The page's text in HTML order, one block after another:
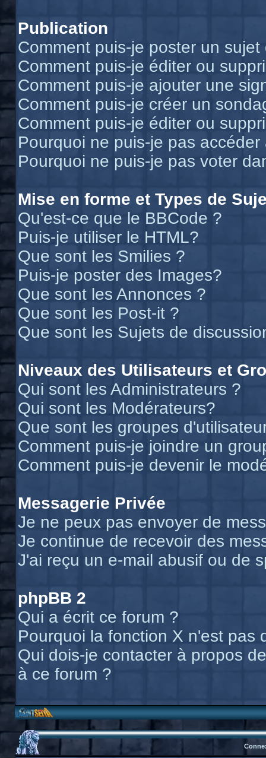
Publication
Comment puis-je poster un
Comment puis-je éditer ou
Comment puis-je ajouter une
Comment puis-je créer un
Comment puis-je éditer ou
Pourquoi ne puis-je pas accéder
Pourquoi ne puis-je pas voter
Mise en forme et Types de
Qu'est-ce que le BBCode ?
Puis-je utiliser le HTML?
Que sont les Smilies ?
Puis-je poster des Images?
Que sont les Annonces ?
Que sont les Post-it ?
Que sont les Sujets de
Niveaux des Utilisateurs et
Qui sont les Administrateurs ?
Qui sont les Modérateurs?
Que sont les groupes
Comment puis-je joindre un
Comment puis-je devenir le
Messagerie Privée
Je ne peux pas envoyer de
Je continue de recevoir des
J'ai reçu un e-mail abusif ou de
phpBB 2
Qui a écrit ce forum ?
Pourquoi la fonction X n'est pas
Qui dois-je contacter à propos
à ce forum ?